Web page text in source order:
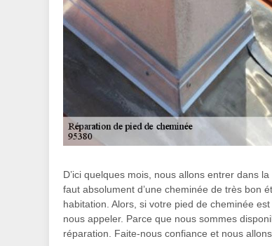
D’ici quelques mois, nous allons entrer dans
faut absolument d’une cheminée de très bon
habitation. Alors, si votre pied de cheminée
nous appeler. Parce que nous sommes
réparation. Faite-nous confiance et nous